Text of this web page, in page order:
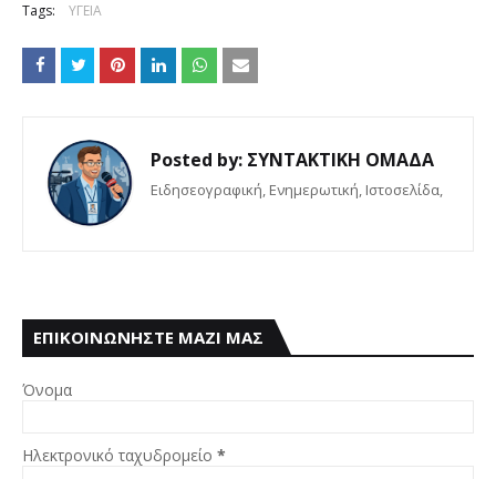
Tags: ΥΓΕΙΑ
Posted by: ΣΥΝΤΑΚΤΙΚΗ ΟΜΑΔΑ
Eιδησεογραφική, Ενημερωτική, Iστοσελίδα,
ΕΠΙΚΟΙΝΩΝΗΣΤΕ ΜΑΖΙ ΜΑΣ
Όνομα
Ηλεκτρονικό ταχυδρομείο *